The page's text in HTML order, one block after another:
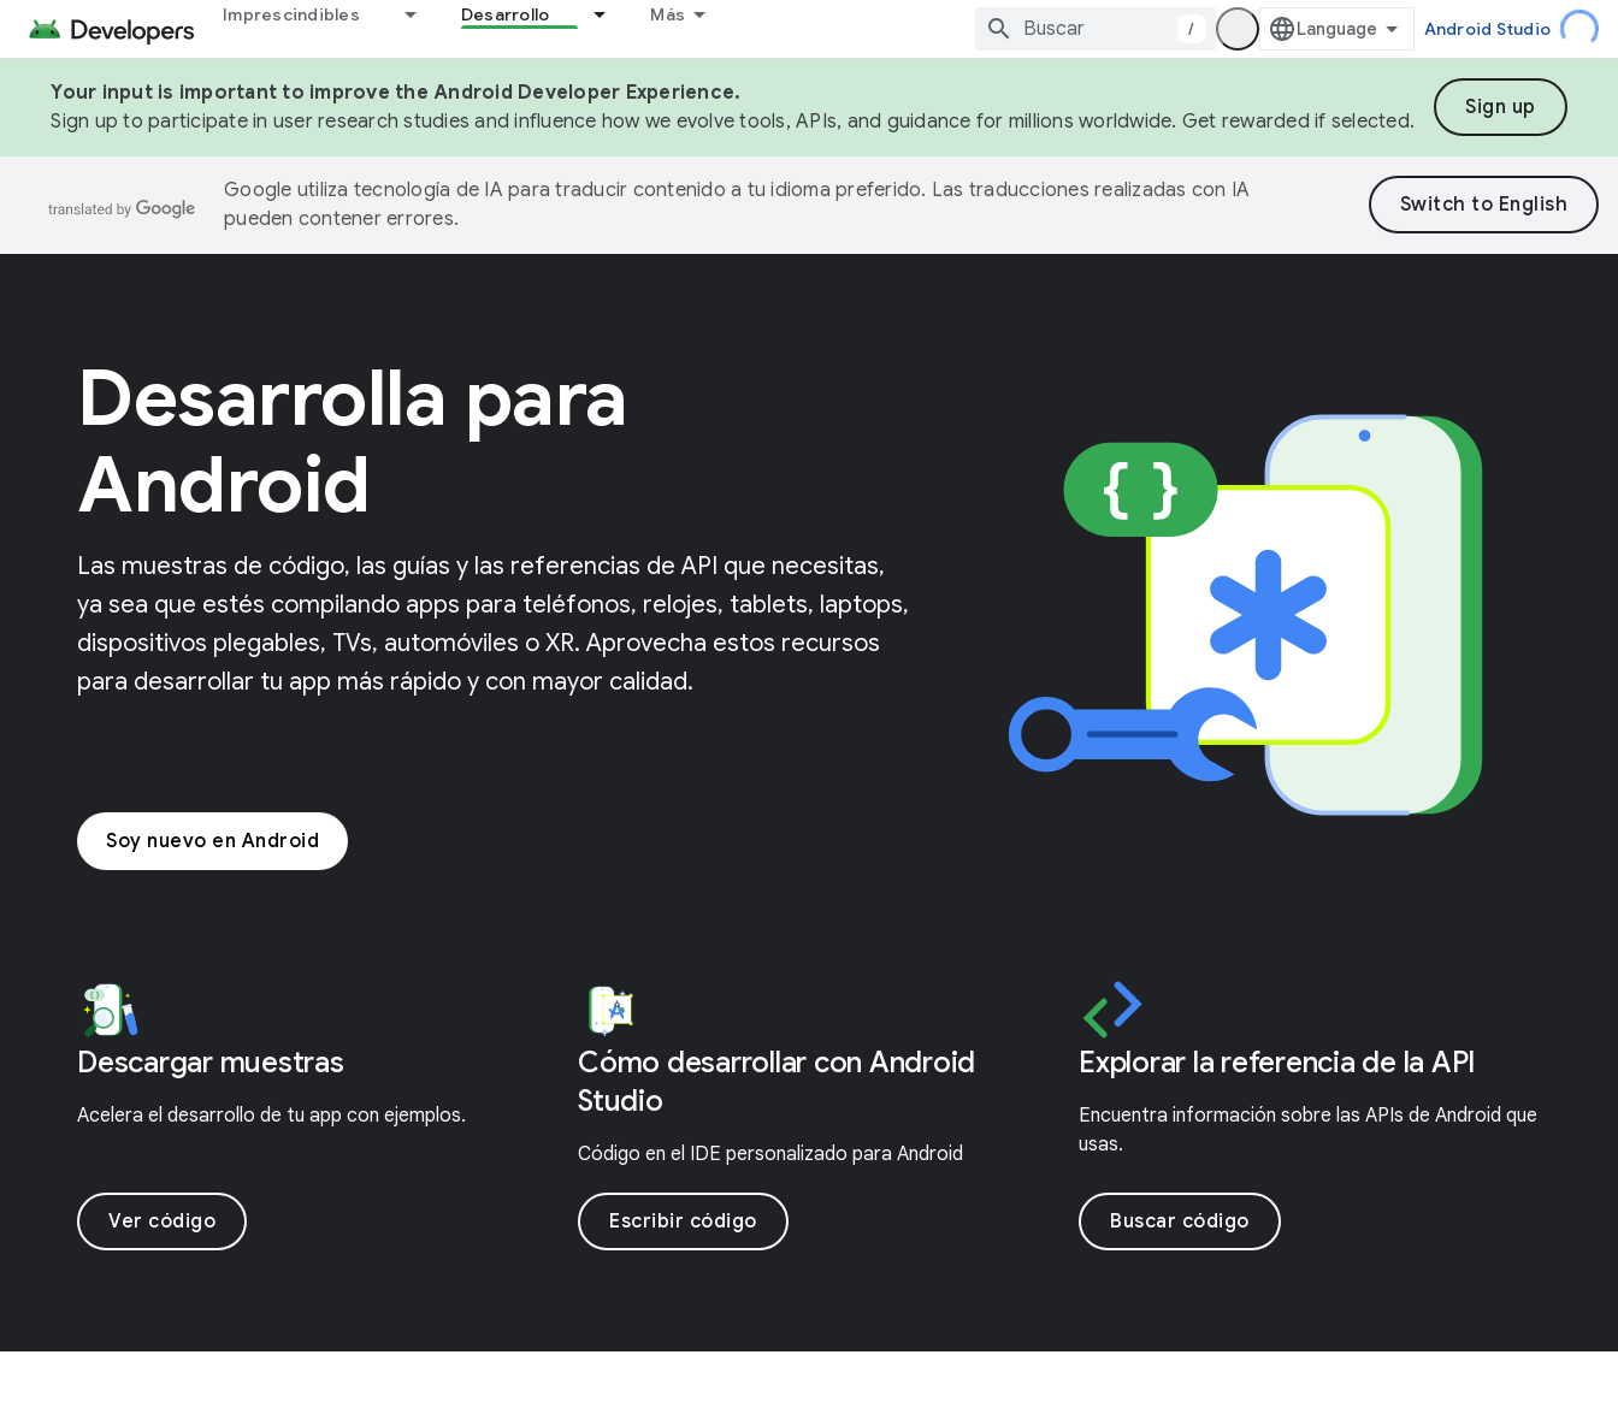
Imprescindibles Desarrollo Más
/ Android Studio
Your input is important to improve the Android Developer Experience.
Sign up to participate in user research studies and influence how we evolve tools, APIs, and guidance for millions worldwide. Get rewarded if selected.
Sign up
Google utiliza tecnología de IA para traducir contenido a tu idioma preferido. Las traducciones realizadas con IA
pueden contener errores.
Desarrolla para
Android
Las muestras de código, las guías y las referencias de API que necesitas,
ya sea que estés compilando apps para teléfonos, relojes, tablets, laptops,
dispositivos plegables, TVs, automóviles o XR. Aprovecha estos recursos
para desarrollar tu app más rápido y con mayor calidad.
Soy nuevo en Android
Descargar muestras
Acelera el desarrollo de tu app con ejemplos.
Ver código
Cómo desarrollar con Android
Studio
Código en el IDE personalizado para Android
Escribir código
Explorar la referencia de la API
Encuentra información sobre las APIs de Android que
usas.
Buscar código